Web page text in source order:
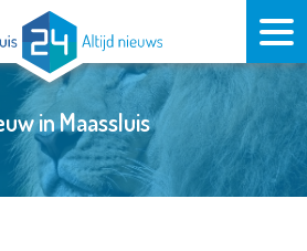
in Maassluis